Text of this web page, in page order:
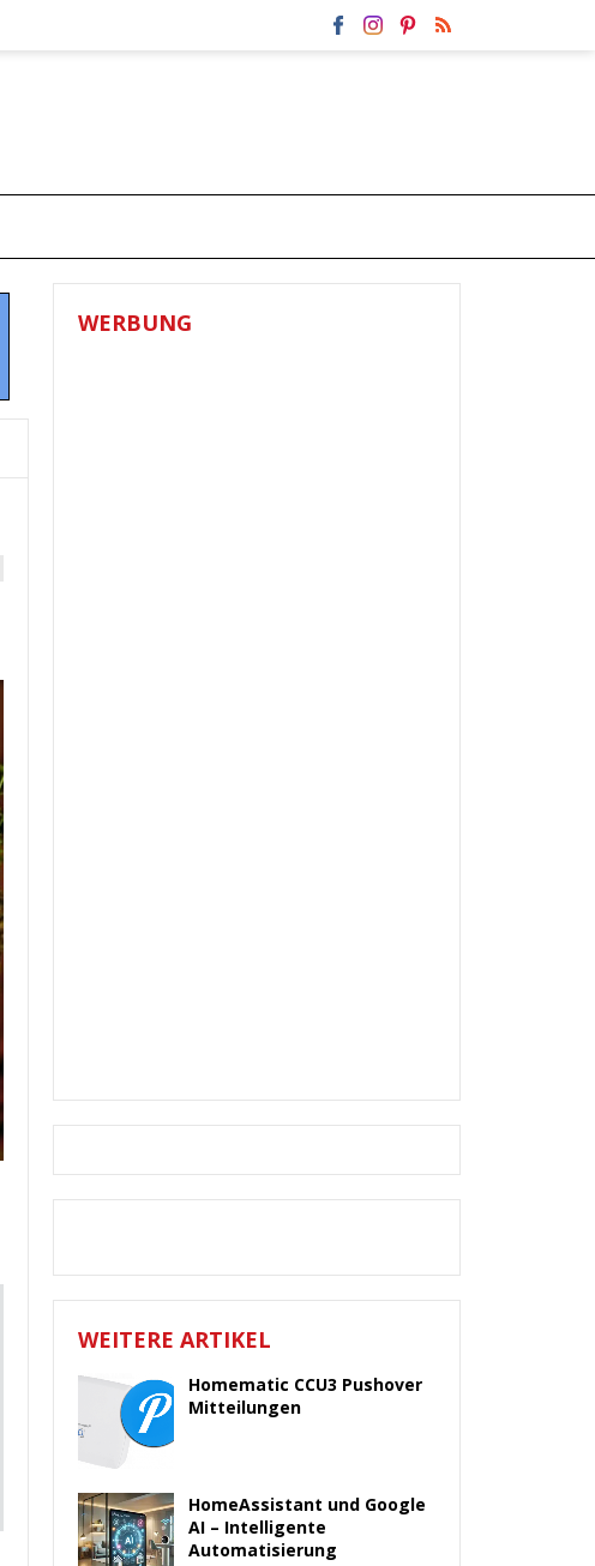
WERBUNG
WEITERE ARTIKEL
Homematic CCU3 Pushover
Mitteilungen
HomeAssistant und Google
AI – Intelligente
Automatisierung